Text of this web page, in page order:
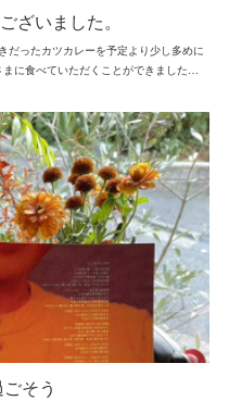
ざいました。
だったカツカレーを予定より少し多めに
に食べていただくことができました…
そう